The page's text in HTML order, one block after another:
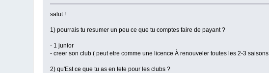
salut !
1) pourrais tu resumer un peu ce que tu comptes faire de payant ?
- 1 junior
- creer son club ( peut etre comme une licence À renouveler toutes les 2-3
2) qu'Est ce que tu as en tete pour les clubs ?